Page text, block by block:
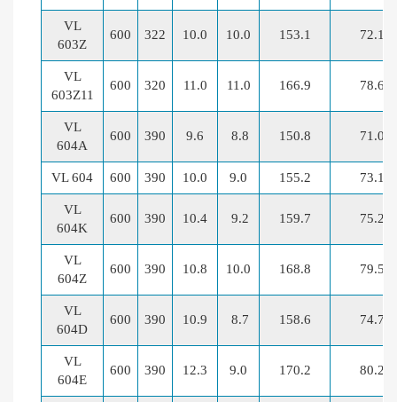
VL
603Z
600 322 10.0 10.0 153.1 72.1
VL
603Z11
600 320 11.0 11.0 166.9 78.6
VL
604A
600 390 9.6 8.8 150.8 71.0
VL 604 600 390 10.0 9.0 155.2 73.1
VL
604K
600 390 10.4 9.2 159.7 75.2
VL
604Z
600 390 10.8 10.0 168.8 79.5
VL
604D
600 390 10.9 8.7 158.6 74.7
VL
604E
600 390 12.3 9.0 170.2 80.2